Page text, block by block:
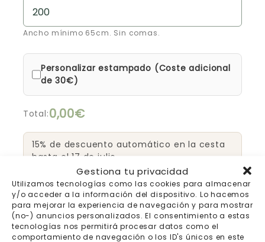
Gestiona tu privacidad
Utilizamos tecnologías como las cookies para almacenar
y/o acceder a la información del dispositivo. Lo hacemos
para mejorar la experiencia de navegación y para mostrar
(no-) anuncios personalizados. El consentimiento a estas
tecnologías nos permitirá procesar datos como el
comportamiento de navegación o los ID's únicos en este
Ancho mínimo 65cm. Sin comas.
Personalizar estampado (Coste adicional
de 30€)
Total:0,00€
15% de descuento automático en la cesta
hasta el 17 de julio
Añadir al carrito